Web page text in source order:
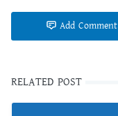
Add Comment
RELATED POST